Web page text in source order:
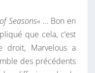
Seasons« … Bon en
que cela, c’est
droit, Marvelous a
des précédents